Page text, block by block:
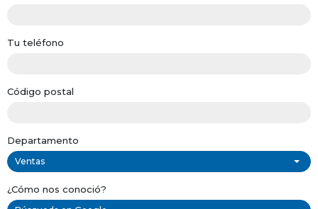
Tu teléfono
Código postal
Departamento
Ventas
¿Cómo nos conoció?